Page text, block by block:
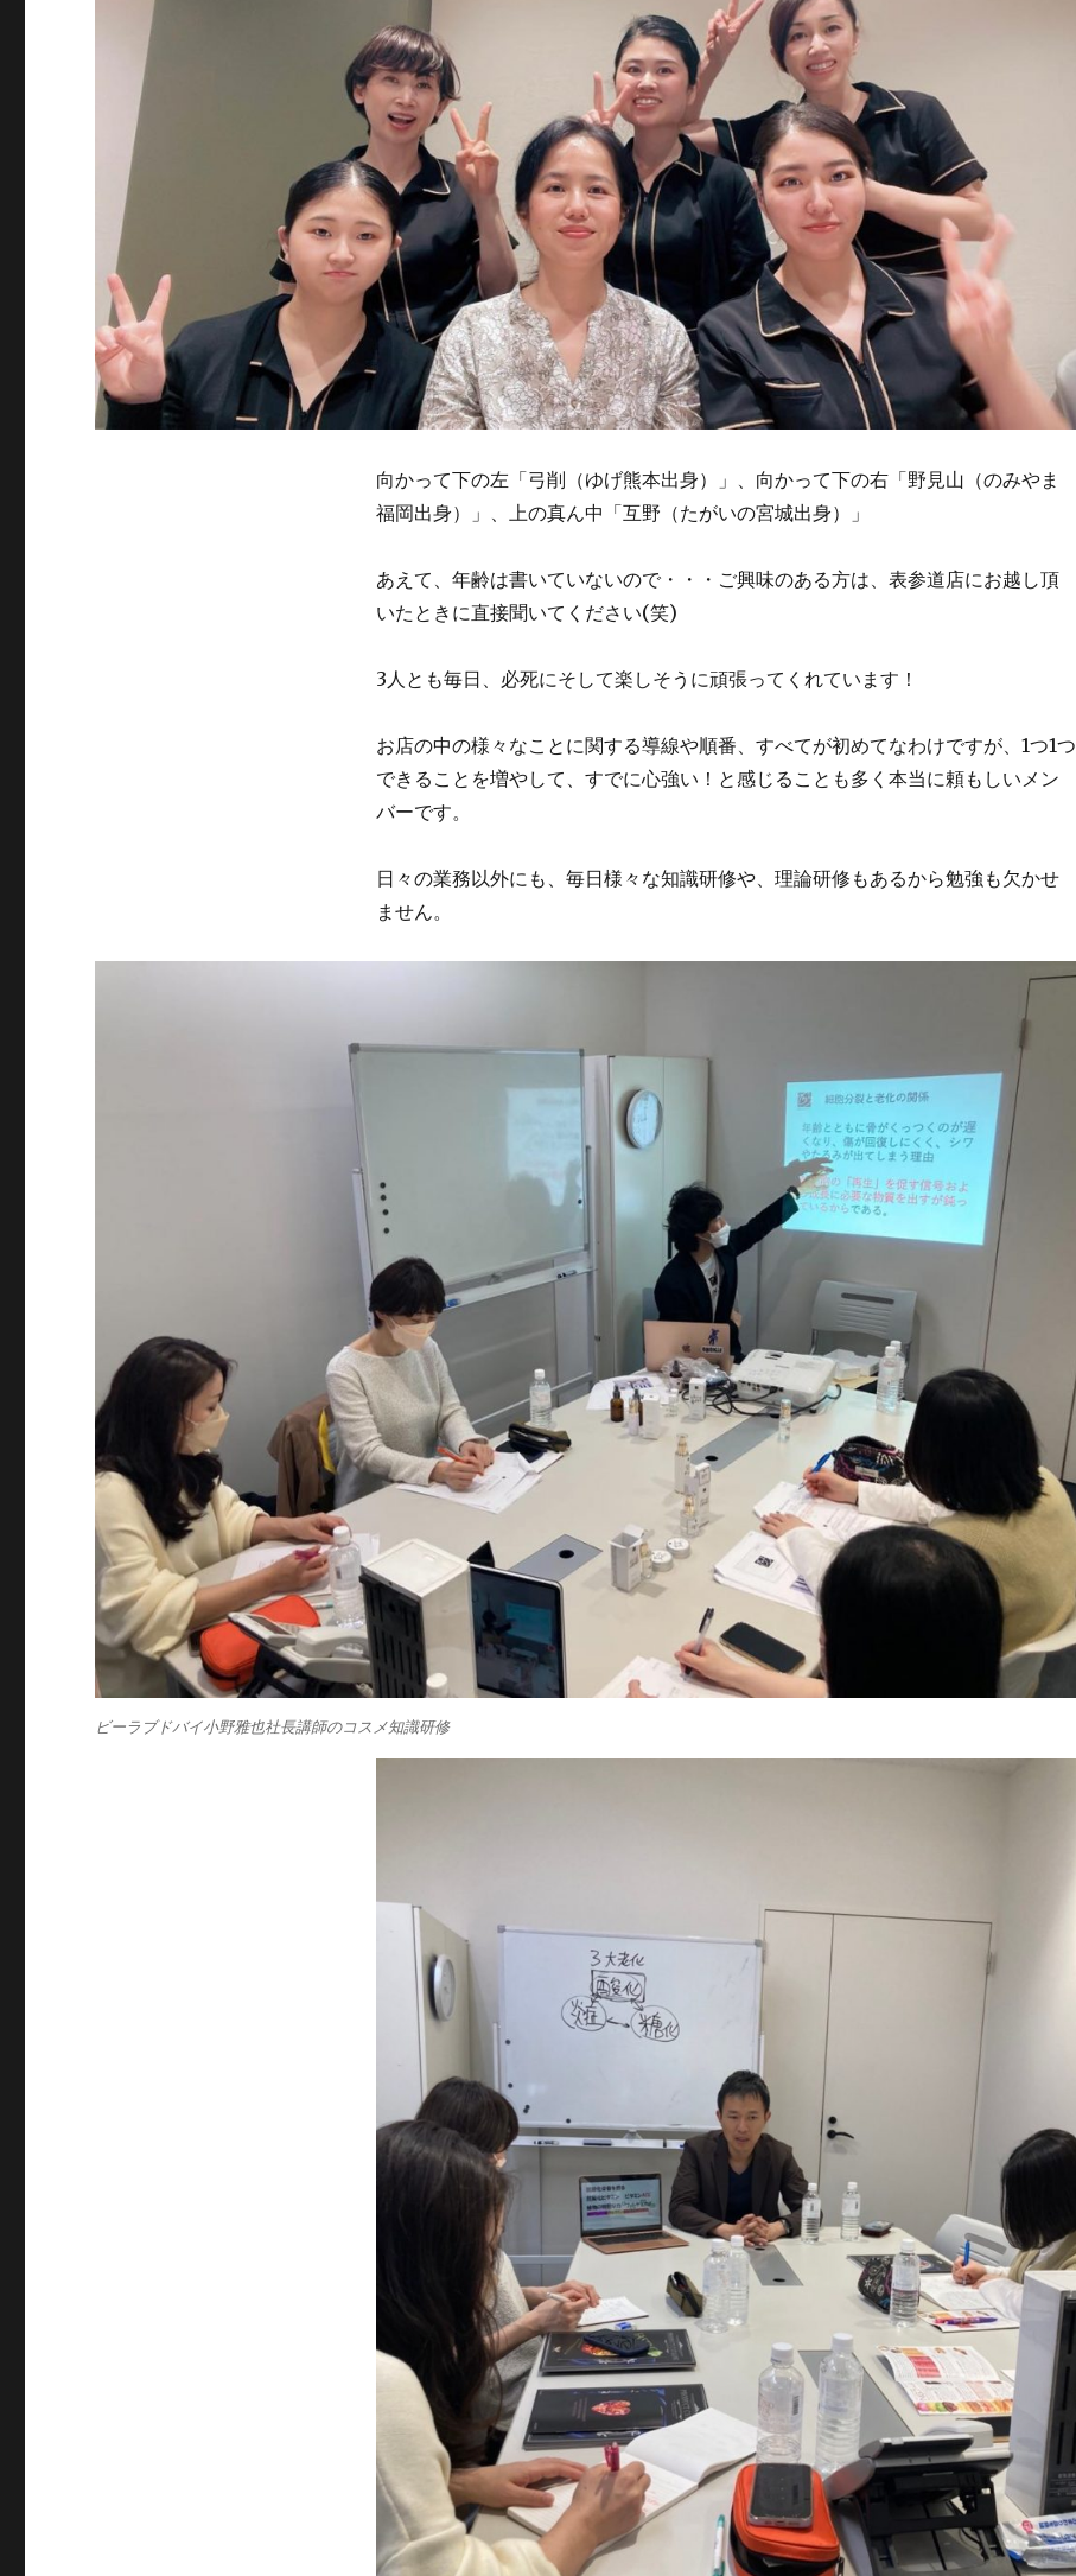
向かって下の左「弓削（ゆげ熊本出身）」、向かって下の右「野見山（のみやま
福岡出身）」、上の真ん中「互野（たがいの宮城出身）」
あえて、年齢は書いていないので・・・ご興味のある方は、表参道店にお越し頂
いたときに直接聞いてください(笑)
3人とも毎日、必死にそして楽しそうに頑張ってくれています！
お店の中の様々なことに関する導線や順番、すべてが初めてなわけですが、1つ1つ
できることを増やして、すでに心強い！と感じることも多く本当に頼もしいメン
バーです。
日々の業務以外にも、毎日様々な知識研修や、理論研修もあるから勉強も欠かせ
ません。
ビーラブドバイ小野雅也社長講師のコスメ知識研修